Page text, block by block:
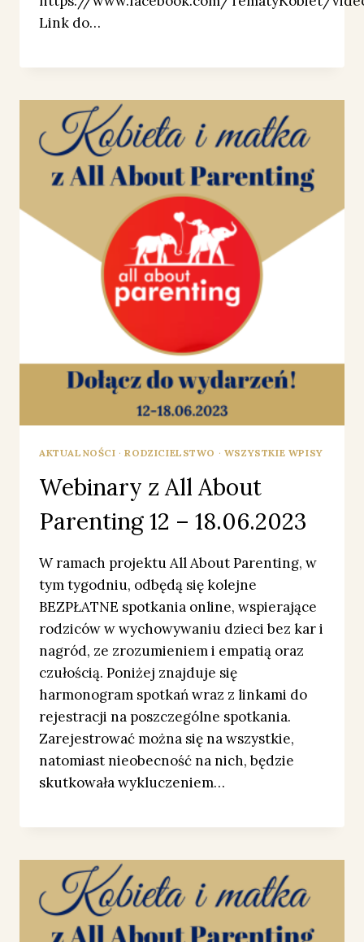
Link do…
AKTUALNOŚCI ·RODZICIELSTWO · WSZYSTKIE WPISY
Webinary z All About
Parenting 12 – 18.06.2023
W ramach projektu All About Parenting, w
tym tygodniu, odbędą się kolejne
BEZPŁATNE spotkania online, wspierające
rodziców w wychowywaniu dzieci bez kar i
nagród, ze zrozumieniem i empatią oraz
czułością. Poniżej znajduje się
harmonogram spotkań wraz z linkami do
rejestracji na poszczególne spotkania.
Zarejestrować można się na wszystkie,
natomiast nieobecność na nich, będzie
skutkowała wykluczeniem…